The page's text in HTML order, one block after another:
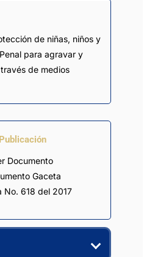
de niñas, niños y
para agravar y
de medios
Publicación
Documento
Gaceta
No. 618 del 2017